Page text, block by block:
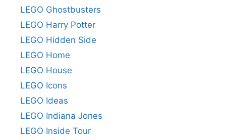
LEGO Ghostbusters
LEGO Harry Potter
LEGO Hidden Side
LEGO Home
LEGO House
LEGO Icons
LEGO Ideas
LEGO Indiana Jones
LEGO Inside Tour